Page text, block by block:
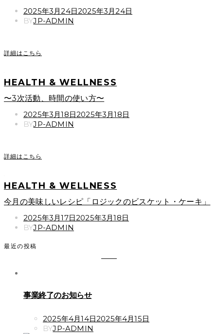
POSTED
ON
2025年3月24日2025年3月24日
BYJP-ADMIN
詳細はこちら
HEALTH & WELLNESS
〜3次活動、時間の使い方〜
POSTED
ON
2025年3月18日2025年3月18日
BYJP-ADMIN
詳細はこちら
HEALTH & WELLNESS
今月の美味しいレシピ「ロジックのビスケット・ケーキ」
POSTED
ON
2025年3月17日2025年3月18日
BYJP-ADMIN
最近の投稿
事業終了のお知らせ
POSTED
ON
2025年4月14日2025年4月15日
BYJP-ADMIN